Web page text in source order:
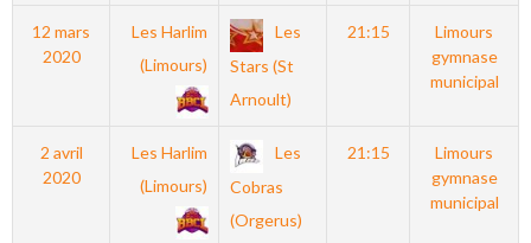
12 mars
2020
Les Harlim
(Limours)
Les
Stars (St
Arnoult)
21:15
Limours
gymnase
municipal
2 avril
2020
Les Harlim
(Limours)
Les
Cobras
(Orgerus)
21:15
Limours
gymnase
municipal